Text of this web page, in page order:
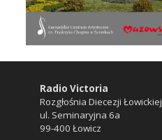
Radio Victoria
Rozgłośnia Diecezji Łowickiej
ul. Seminaryjna 6a
99-400 Łowicz